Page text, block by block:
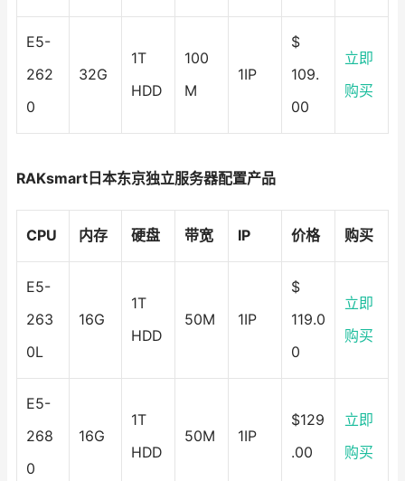
E5-
262
0
32G
1T
HDD
100
M
1IP
$
109.
00
立即
购买
RAKsmart日本东京独立服务器配置产品
CPU 内存 硬盘 带宽 IP 价格 购买
E5-
263
0L
16G
1T
HDD
50M 1IP
$
119.0
0
立即
购买
E5-
268
0
16G
1T
HDD
50M 1IP
$129
.00
立即
购买